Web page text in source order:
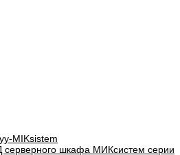
MIKsistem
серверного шкафа МИКсистем серии